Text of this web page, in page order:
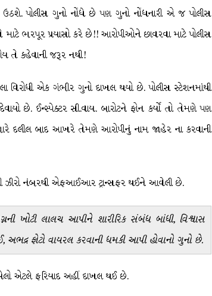
ઉઠશે. પોલીસ ગુનો નોંધે છે પણ ગુનો નોંધનારી એ જ પોલીસ
ભરપૂર પ્રયાસો કરે છે!! આરોપીઓને છાવરવા માટે પોલીસ
તે કહેવાની જરૂર નથી!
એક ગંભીર ગુનો દાખલ થયો છે. પોલીસ સ્ટેશનમાંથી
છે. ઈન્સ્પેક્ટર સી.વાય. બારોટને ફોન કર્યો તો તેમણે પણ
દલીલ બાદ આખરે તેમણે આરોપીનું નામ જાહેર ના કરવાની
ઝીરો નંબરથી એફઆઈઆર ટ્રાન્સફર થઈને આવેલી છે.
ખોટી લાલચ આપીને શારીરિક સંબંધ બાંધી, વિશ્વાસ
ફોટો વાયરલ કરવાની ધમકી આપી હોવાનો ગુનો છે.
એટલે ફરિયાદ અહીં દાખલ થઈ છે.